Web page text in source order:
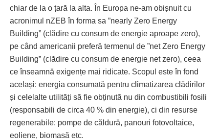
chiar de la o țară la alta. În Europa ne-am obișnuit cu
acronimul nZEB în forma sa ”nearly Zero Energy
Building” (clădire cu consum de energie aproape zero),
pe când americanii preferă termenul de ”net Zero Energy
Building” (clădire cu consum de energie net zero), ceea
ce înseamnă exigențe mai ridicate. Scopul este în fond
același: energia consumată pentru climatizarea clădirilor
și celelalte utilități să fie obținută nu din combustibili fosili
(responsabili de circa 40 % din energie), ci din resurse
regenerabile: pompe de căldură, panouri fotovoltaice,
eoliene, biomasă etc.